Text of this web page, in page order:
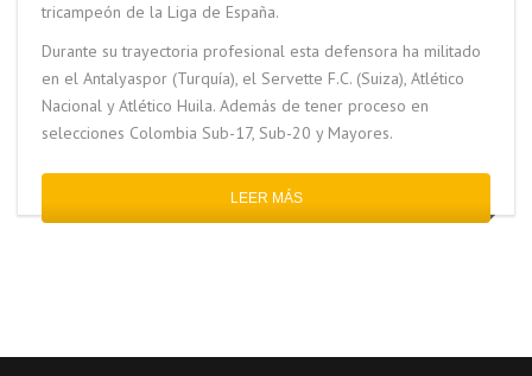
tricampeón de la Liga de España.
Durante su trayectoria profesional esta defensora ha militado
en el Antalyaspor (Turquía), el Servette F.C. (Suiza), Atlético
Nacional y Atlético Huila. Además de tener proceso en
selecciones Colombia Sub-17, Sub-20 y Mayores.
LEER MÁS